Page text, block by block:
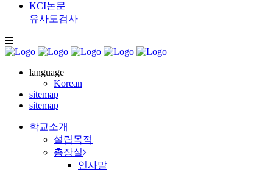
KCI논문
유사도검사
language
Korean
sitemap
sitemap
학교소개
설립목적
총장실
인사말